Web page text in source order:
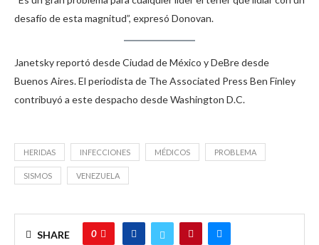
desafío de esta magnitud”, expresó Donovan.
Janetsky reportó desde Ciudad de México y DeBre desde
Buenos Aires. El periodista de The Associated Press Ben Finley
contribuyó a este despacho desde Washington D.C.
HERIDAS INFECCIONES MÉDICOS PROBLEMA
SISMOS VENEZUELA
SHARE 0